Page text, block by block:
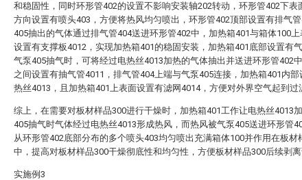
和稳固性，同时环形管402的设置不影响安装轴202转动，环形管402下表
方向设置有喷头403，方便将热风均匀喷出，环形管402顶部设置有排气
405抽出的气体通过排气管404送进环形管402中，加热箱401与箱体100上
设置有支撑板4012，实现加热箱401的稳固安装，加热箱401底部设置有气
气泵405抽气时，可将经过电热丝4013加热的气体抽出并送进环形管402
之间设置有抽气管4011，排气管404上端与气泵405连接，加热箱401内部
热丝4013，且加热箱401上表面设置有滤网4014，方便对外界空气起到过
综上，在需要对板材样品300进行干燥时，加热箱401工作让电热丝4013
405抽气时气体经过电热丝4013形成热风，而热风被气泵405送进环形管
从环形管402底部分布的多个喷头403均匀喷出充满箱体100并作用在板材
中，提高对板材样品300干燥彻底性和均匀性，方便板材样品300后续剥离
实施例3